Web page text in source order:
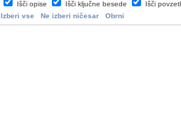
Išči opise Išči ključne besede
Išči
Izberi vse
Ne izberi ničesar Obrni